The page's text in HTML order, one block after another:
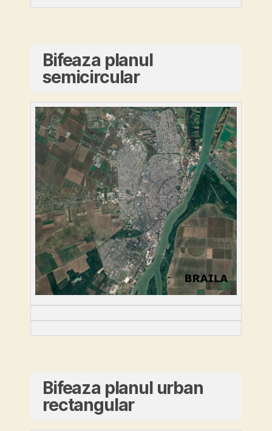
Bifeaza planul
semicircular
Bifeaza planul urban
rectangular